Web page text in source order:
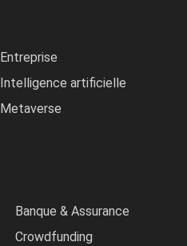
Entreprise
Intelligence artificielle
Metaverse
Banque & Assurance
Crowdfunding